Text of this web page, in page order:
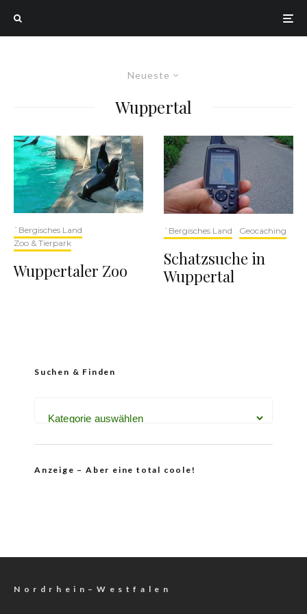
Neueste
Wuppertal
`Bergisches Land
Zoo & Tierpark
Wuppertaler Zoo
`Bergisches Land Geocaching
Schatzsuche in
Wuppertal
Suchen & Finden
Anzeige – Aber eine total coole!
N o r d r h e i n – W e s t f a l e n